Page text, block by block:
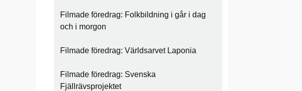
Filmade föredrag: Folkbildning i går i dag
och i morgon
Filmade föredrag: Världsarvet Laponia
Filmade föredrag: Svenska
Fjällrävsprojektet